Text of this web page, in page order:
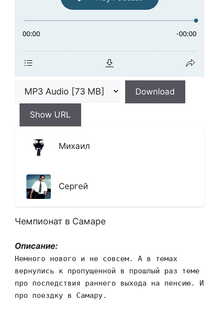
Download
Show URL
Михаил
Сергей
Чемпионат в Самаре
Описание:
Немного нового и не совсем. А в темах
вернулись к пропущенной в прошлый раз теме
про последствия раннего выхода на пенсию. И
про поездку в Самару.